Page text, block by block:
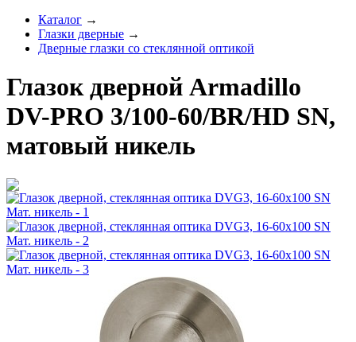
Каталог →
Глазки дверные →
Дверные глазки со стеклянной оптикой
Глазок дверной Armadillo
DV-PRO 3/100-60/BR/HD SN,
матовый никель